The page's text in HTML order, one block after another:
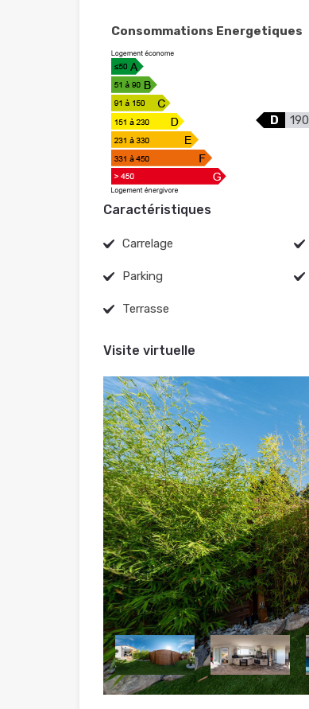
Consommations Energetiques
190
D
Caractéristiques
Carrelage
Parking
Terrasse
Visite virtuelle